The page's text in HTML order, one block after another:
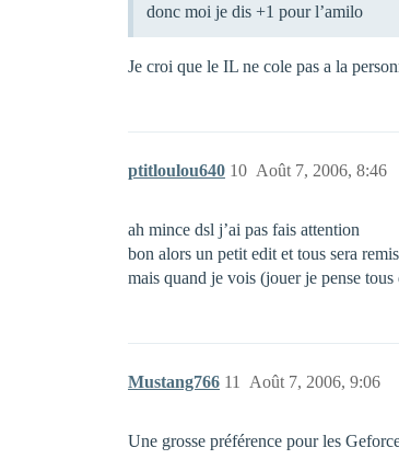
donc moi je dis +1 pour l’amilo
Je croi que le IL ne cole pas a la
ptitloulou640 Août 7, 2006, 8:46
10
ah mince dsl j’ai pas fais attention
bon alors un petit edit et tous sera
mais quand je vois (jouer je pense
Mustang766 Août 7, 2006, 9:06
11
Une grosse préférence pour les